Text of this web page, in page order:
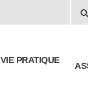
VIE PRATIQUE